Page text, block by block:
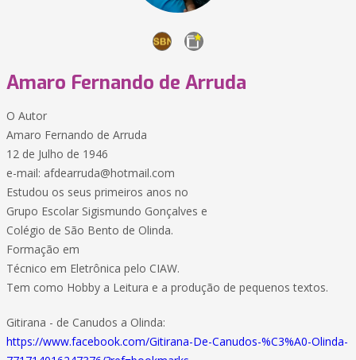
Amaro Fernando de Arruda
O Autor
Amaro Fernando de Arruda
12 de Julho de 1946
e-mail: afdearruda@hotmail.com
Estudou os seus primeiros anos no
Grupo Escolar Sigismundo Gonçalves e
Colégio de São Bento de Olinda.
Formação em
Técnico em Eletrônica pelo CIAW.
Tem como Hobby a Leitura e a produção de pequenos textos.
Gitirana - de Canudos a Olinda:
https://www.facebook.com/Gitirana-De-Canudos-%C3%A0-Olinda-